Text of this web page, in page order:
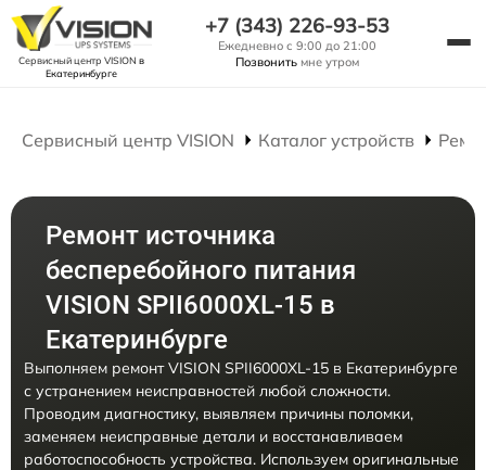
Сервисный центр VISION в
Екатеринбурге
+7 (343) 226-93-53
Ежедневно с 9:00 до 21:00
Позвонить мне утром
Сервисный центр VISION Каталог устройств
Ремонт источника
бесперебойного питания
VISION SPII6000XL-15 в
Екатеринбурге
Выполняем ремонт VISION SPII6000XL-15 в Екатеринбурге
с устранением неисправностей любой сложности.
Проводим диагностику, выявляем причины поломки,
заменяем неисправные детали и восстанавливаем
работоспособность устройства. Используем оригинальные